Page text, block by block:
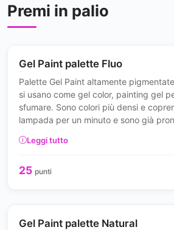
Premi in palio
Gel Paint palette Fluo
Palette Gel Paint altamente
si usano come gel color, painting gel
sfumare. Sono colori più densi e
lampada per un minuto e sono già
Leggi tutto
25 punti
Gel Paint palette Natural